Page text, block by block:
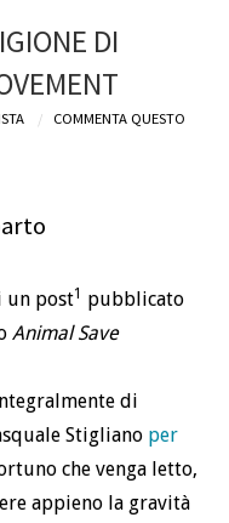
DI
COMMENTA QUESTO
un post1 pubblicato
Animal Save
di
Stigliano per
che venga letto,
appieno la gravità